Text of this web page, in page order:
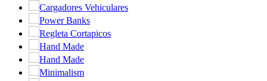
Cargadores Vehiculares
Power Banks
Regleta Cortapicos
Hand Made
Hand Made
Minimalism